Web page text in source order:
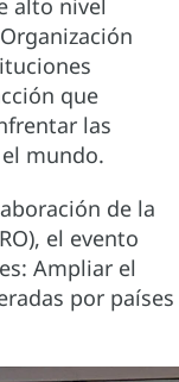
alto nivel
que
las
mundo.
de la
el evento
Ampliar el
por países